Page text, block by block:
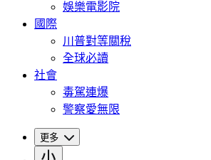
娛樂電影院
國際
川普對等關稅
全球必讀
社會
毒駕連爆
警察愛無限
更多